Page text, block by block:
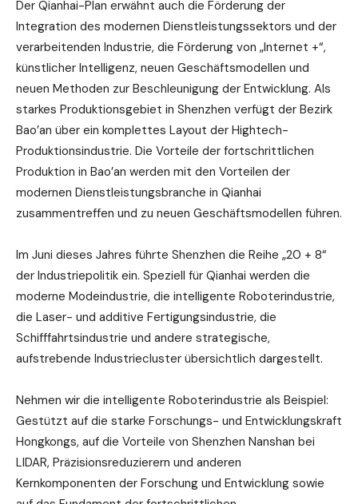
Der Qianhai-Plan erwähnt auch die Förderung der
Integration des modernen Dienstleistungssektors und der
verarbeitenden Industrie, die Förderung von „Internet +“,
künstlicher Intelligenz, neuen Geschäftsmodellen und
neuen Methoden zur Beschleunigung der Entwicklung. Als
starkes Produktionsgebiet in Shenzhen verfügt der Bezirk
Bao’an über ein komplettes Layout der Hightech-
Produktionsindustrie. Die Vorteile der fortschrittlichen
Produktion in Bao’an werden mit den Vorteilen der
modernen Dienstleistungsbranche in Qianhai
zusammentreffen und zu neuen Geschäftsmodellen führen.
Im Juni dieses Jahres führte Shenzhen die Reihe „20 + 8“
der Industriepolitik ein. Speziell für Qianhai werden die
moderne Modeindustrie, die intelligente Roboterindustrie,
die Laser- und additive Fertigungsindustrie, die
Schifffahrtsindustrie und andere strategische,
aufstrebende Industriecluster übersichtlich dargestellt.
Nehmen wir die intelligente Roboterindustrie als Beispiel:
Gestützt auf die starke Forschungs- und Entwicklungskraft
Hongkongs, auf die Vorteile von Shenzhen Nanshan bei
LIDAR, Präzisionsreduzierern und anderen
Kernkomponenten der Forschung und Entwicklung sowie